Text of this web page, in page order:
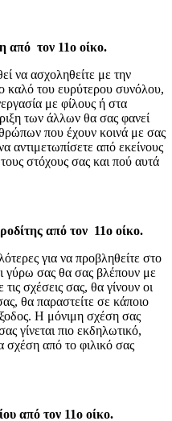
από τον 11ο οίκο.
να ασχοληθείτε με την
καλό του ευρύτερου συνόλου,
με φίλους ή στα
των άλλων θα σας φανεί
που έχουν κοινά με σας
αντιμετωπίσετε από εκείνους
στόχους σας και πού αυτά
από τον 11ο οίκο.
για να προβληθείτε στο
γύρω σας θα σας βλέπουν με
σχέσεις σας, θα γίνουν οι
θα παραστείτε σε κάποιο
Η μόνιμη σχέση σας
γίνεται πιο εκδηλωτικό,
σχέση από το φιλικό σας
από τον 11ο οίκο.